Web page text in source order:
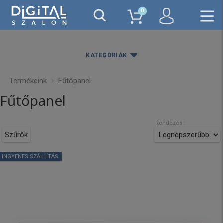
0
KATEGÓRIÁK
Termékeink Fűtőpanel
Ár
37900Ft
Intuis
Fűtőpanel
Szűrők
Rendezés :
INGYENES SZÁLLÍTÁS